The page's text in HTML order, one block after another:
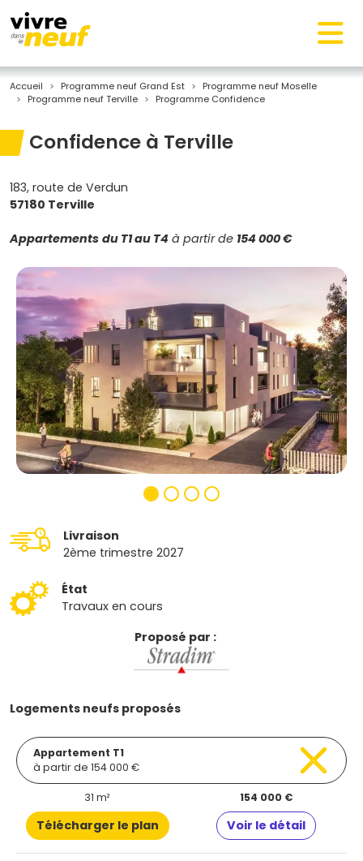
Accueil Programme neuf Grand Est
Programme neuf Moselle
Programme neuf Terville
Programme Confidence
Confidence à Terville
183, route de Verdun
57180 Terville
Appartements du T1 au T4 à partir de 154 000 €
Livraison
2ème trimestre 2027
État
Travaux en cours
Proposé par :
Logements neufs proposés
Appartement T1
à partir de 154 000 €
31 m² 154 000 €
Télécharger le plan Voir le détail